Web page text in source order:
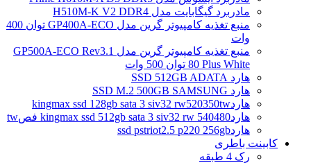
مادربرد گیگابایت مدل H510M-K V2 DDR4
منبع تغذیه کامپیوتر گرین مدل GP400A-ECO توان 400
وات
منبع تغذیه کامپیوتر گرین مدل GP500A-ECO Rev3.1
80 Plus White توان 500 وات
هارد SSD 512GB ADATA
هارد SSD M.2 500GB SAMSUNG
هاردkingmax ssd 128gb sata 3 siv32 rw520350tw
هاردkingmax ssd 512gb sata 3 siv32 rw 540480 فصtw
هاردssd pstriot2.5 p220 256gb
کابینت باطری
رک 4 طبقه